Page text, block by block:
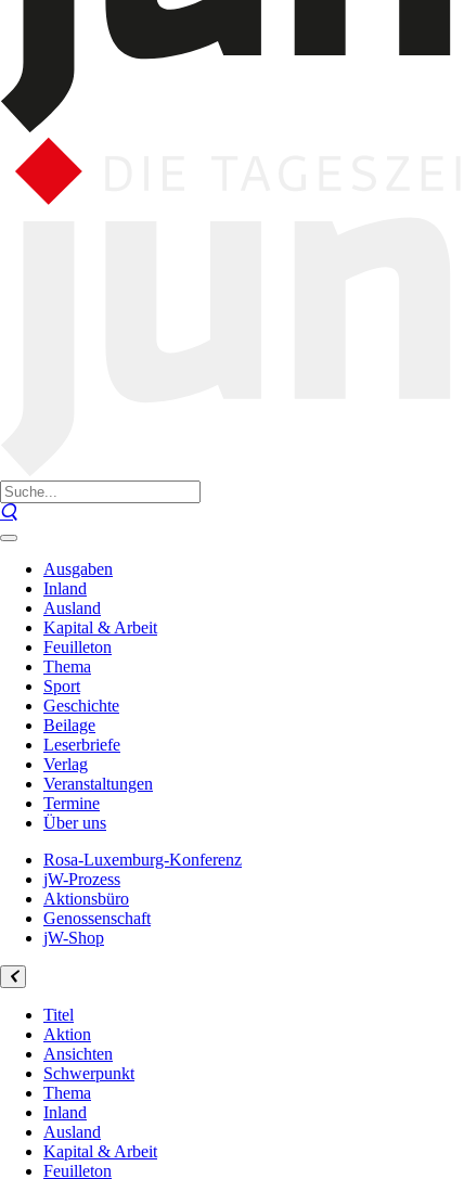
Ausgaben
Inland
Ausland
Kapital & Arbeit
Feuilleton
Thema
Sport
Geschichte
Beilage
Leserbriefe
Verlag
Veranstaltungen
Termine
Über uns
Rosa-Luxemburg-Konferenz
jW-Prozess
Aktionsbüro
Genossenschaft
jW-Shop
Titel
Aktion
Ansichten
Schwerpunkt
Thema
Inland
Ausland
Kapital & Arbeit
Feuilleton